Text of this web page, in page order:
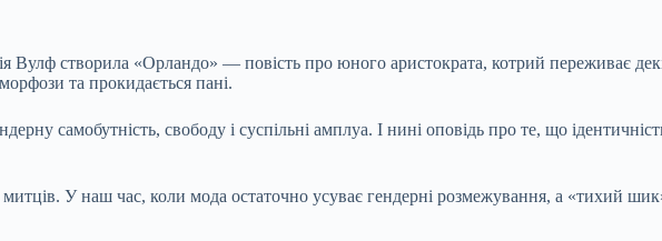
Вулф створила «Орландо» — повість про юного аристократа, котрий переживає
та прокидається пані.
самобутність, свободу і суспільні амплуа. І нині оповідь про те, що
У наш час, коли мода остаточно усуває гендерні розмежування, а «тихий шик»